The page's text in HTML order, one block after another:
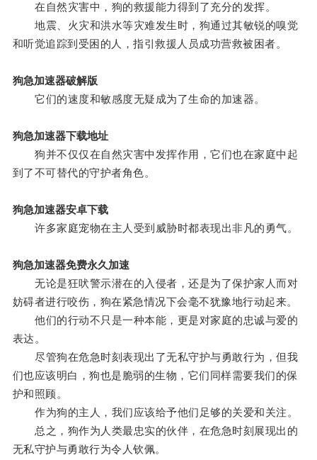
在自然灾害中，狗的救援能力得到了充分的发挥。
地震、火灾和洪水等灾难发生时，狗通过其敏锐的嗅觉
和听觉追踪到受困的人，指引救援人员成功营救被困者。
狗急加速器破解版
它们的速度和敏感度无疑成为了生命的加速器。
狗急加速器下载地址
狗并不仅仅在自然灾害中发挥作用，它们也在家庭中起
到了不可替代的守护者角色。
狗急加速器安卓下载
许多家庭宠物在主人受到威胁时都表现出非凡的勇气。
狗急加速器免费永久加速
无论是狂吠警示潜在的入侵者，还是为了保护家人而对
妨碍者进行咬伤，狗在紧急情况下会毫不犹豫地行动起来。
他们的行动不只是一种本能，更是对家庭的忠诚与爱的
表达。
尽管狗在危急时刻表现出了无私守护与勇敢行为，但我
们也应该明白，狗也是脆弱的生物，它们同样需要我们的保
护和照顾。
作为狗的主人，我们应该给予他们足够的关爱和关注。
总之，狗作为人类最忠实的伙伴，在危急时刻展现出的
无私守护与勇敢行为令人钦佩。